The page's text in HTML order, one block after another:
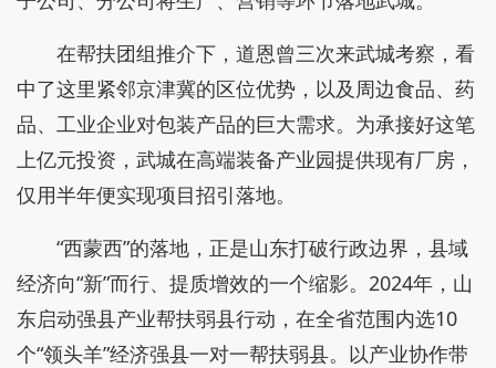
在帮扶团组推介下，道恩曾三次来武城考察，看
中了这里紧邻京津冀的区位优势，以及周边食品、药
品、工业企业对包装产品的巨大需求。为承接好这笔
上亿元投资，武城在高端装备产业园提供现有厂房，
仅用半年便实现项目招引落地。
“西蒙西”的落地，正是山东打破行政边界，县域
经济向“新”而行、提质增效的一个缩影。2024年，山
东启动强县产业帮扶弱县行动，在全省范围内选10
个“领头羊”经济强县一对一帮扶弱县。以产业协作带